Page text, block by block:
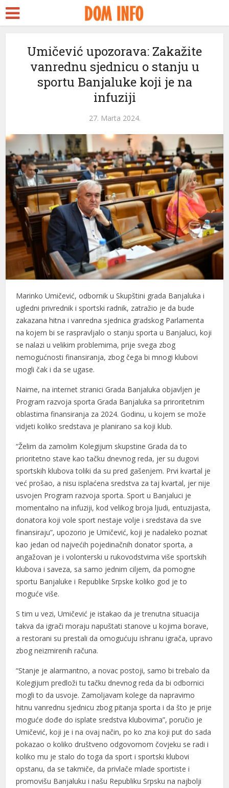
Umičević upozorava: Zakažite
vanrednu sjednicu o stanju u
sportu Banjaluke koji je na
infuziji
27. Marta 2024.
Marinko Umičević, odbornik u Skupštini grada Banjaluka i
ugledni privrednik i sportski radnik, zatražio je da bude
zakazana hitna i vanredna sjednica gradskog Parlamenta
na kojem bi se raspravljalo o stanju sporta u Banjaluci, koji
se nalazi u velikim problemima, prije svega zbog
nemogućnosti finansiranja, zbog čega bi mnogi klubovi
mogli čak i da se ugase.
Naime, na internet stranici Grada Banjaluka objavljen je
Program razvoja sporta Grada Banjaluka sa priroritetnim
oblastima finansiranja za 2024. Godinu, u kojem se može
vidjeti koliko sredstava je planirano sa koji klub.
“Želim da zamolim Kolegijum skupstine Grada da to
prioritetno stave kao tačku dnevnog reda, jer su dugovi
sportskih klubova toliki da su pred gašenjem. Prvi kvartal je
već prošao, a nisu isplaćena sredstva za taj kvartal, jer nije
usvojen Program razvoja sporta. Sport u Banjaluci je
momentalno na infuziji, kod velikog broja ljudi, entuzijasta,
donatora koji vole sport nestaje volje i sredstava da sve
finansiraju”, upozorio je Umičević, koji je nadaleko poznat
kao jedan od najvećih pojedinačnih donator sporta, a
angažovan je i volonterski u rukovodstvima više sportskih
klubova i saveza, sa samo jednim ciljem, da pomogne
sportu Banjaluke i Republike Srpske koliko god je to
moguće više.
S tim u vezi, Umičević je istakao da je trenutna situacija
takva da igrači moraju napuštati stanove u kojima borave,
a restorani su prestali da omogućuju ishranu igrača, upravo
zbog neizmirenih računa.
“Stanje je alarmantno, a novac postoji, samo bi trebalo da
Kolegijum predloži tu tačku dnevnog reda da bi odbornici
mogli to da usvoje. Zamoljavam kolege da napravimo
hitnu vanrednu sjednicu zbog pitanja sporta i da što je prije
moguće dođe do isplate sredstva klubovima”, poručio je
Umičević, koji je i na ovaj način, po ko zna koji put do sada
pokazao o koliko društveno odgovornom čovjeku se radi i
koliko mu je stalo do toga da sport i sportski klubovi
opstanu, da se takmiče, da privlače mlade sportiste i
promovišu Banjaluku i našu Republiku Srpsku na najbolji